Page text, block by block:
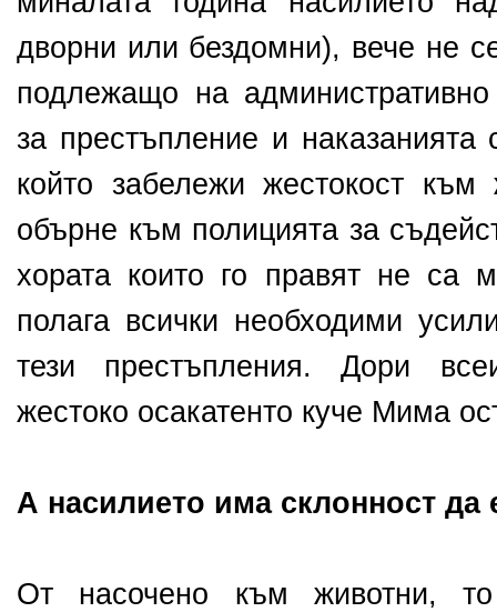
дворни или бездомни), вече не
подлежащо на
за престъпление и наказанията
който забележи жестокост
обърне към полицията за
хората които го правят не са
полага всички необходими
тези престъпления. Дори
жестоко осакатенто куче Мима
А насилието има склонност да
От насочено към животни,